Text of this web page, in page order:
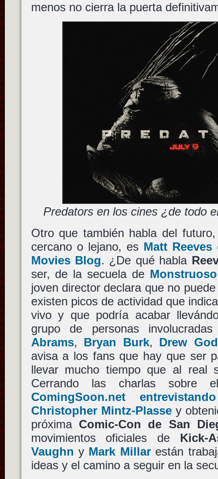
menos no cierra la puerta
Predators en los cines ¿de todo
Otro que también habla del
cercano o lejano, es Matt
Movies Blog. ¿De qué habla
ser, de la secuela de Monstruoso
joven director declara que no
existen picos de actividad que
vivo y que podría acabar
grupo de personas
Abrams, Bryan Burk, Drew
avisa a los fans que hay que ser
llevar mucho tiempo que al real
Cerrando las charlas sobre
ComingSoon.net
Christopher Mintz-Plassey
próxima Comic-Con de San
movimientos oficiales de Kick-
Vaughn y Mark Millarestán
ideas y el camino a seguir en la